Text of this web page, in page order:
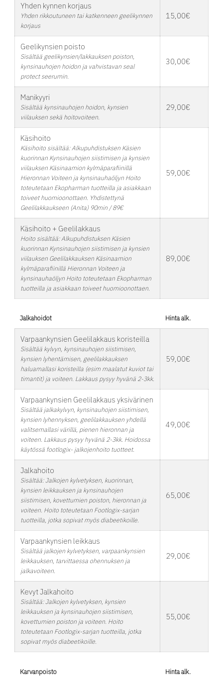
Yhden kynnen korjaus
Yhden rikkoutuneen tai katkenneen geelikynnen
korjaus
15,00€
Geelikynsien poisto
Sisältää geelikynsien/lakkauksen poiston,
kynsinauhojen hoidon ja vahvistavan seal
protect seerumin.
30,00€
Manikyyri
Sisältää kynsinauhojen hoidon, kynsien
viilauksen sekä hoitovoiteen.
29,00€
Käsihoito
Käsihoito sisältää: Alkupuhdistuksen Käsien
kuorinnan Kynsinauhojen siistimisen ja kynsien
viilauksen Käsinaamion kylmäparafiinillä
Hieronnan Voiteen ja kynsinauhaöljyn Hoito
toteutetaan Ekopharman tuotteilla ja asiakkaan
toiveet huomioonottaen. Yhdistettynä
Geelilakkaukseen (Anita) 90min / 89€
59,00€
Käsihoito + Geelilakkaus
Hoito sisältää: Alkupuhdistuksen Käsien
kuorinnan Kynsinauhojen siistimisen ja kynsien
viilauksen Geelilakkauksen Käsinaamion
kylmäparafiinillä Hieronnan Voiteen ja
kynsinauhaöljyn Hoito toteutetaan Ekopharman
tuotteilla ja asiakkaan toiveet huomioonottaen.
89,00€
Jalkahoidot Hinta alk.
Varpaankynsien Geelilakkaus koristeilla
Sisältää kylvyn, kynsinauhojen siistimisen,
kynsien lyhentämisen, geelilakkauksen
haluamallasi koristeilla (esim maalatut kuviot tai
timantit) ja voiteen. Lakkaus pysyy hyvänä 2-3kk.
59,00€
Varpaankynsien Geelilakkaus yksivärinen
Sisältää jalkakylvyn, kynsinauhojen siistimisen,
kynsien lyhennyksen, geelilakkauksen yhdellä
valitsemallasi värillä, pienen hieronnan ja
voiteen. Lakkaus pysyy hyvänä 2-3kk. Hoidossa
käytössä footlogix- jalkojenhoito tuotteet.
49,00€
Jalkahoito
Sisältää: Jalkojen kylvetyksen, kuorinnan,
kynsien leikkauksen ja kynsinauhojen
siistimisen, kovettumien poiston, hieronnan ja
voiteen. Hoito toteutetaan Footlogix-sarjan
tuotteilla, jotka sopivat myös diabeetikoille.
65,00€
Varpaankynsien leikkaus
Sisältää jalkojen kylvetyksen, varpaankynsien
leikkauksen, tarvittaessa ohennuksen ja
jalkavoiteen.
29,00€
Kevyt Jalkahoito
Sisältää: Jalkojen kylvetyksen, kynsien
leikkauksen ja kynsinauhojen siistimisen,
kovettumien poiston ja voiteen. Hoito
toteutetaan Footlogix-sarjan tuotteilla, jotka
sopivat myös diabeetikoille.
55,00€
Karvanpoisto Hinta alk.